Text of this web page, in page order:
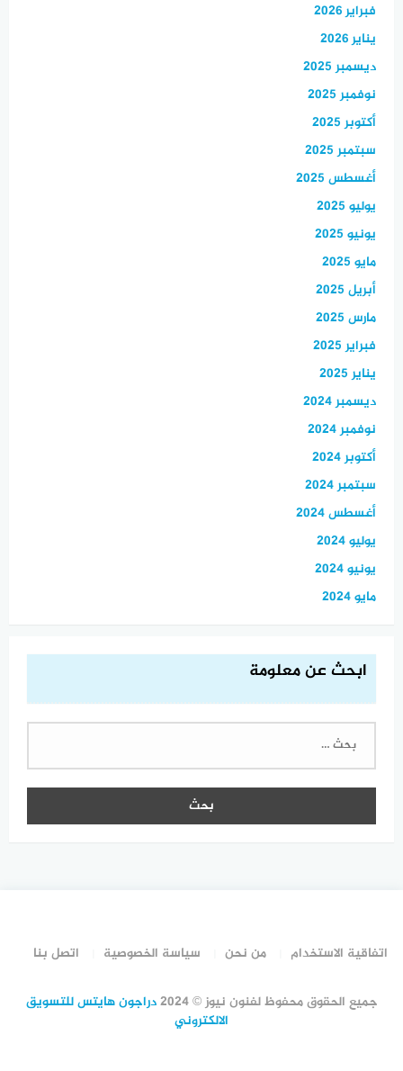
فبراير 2026
يناير 2026
ديسمبر 2025
نوفمبر 2025
أكتوبر 2025
سبتمبر 2025
أغسطس 2025
يوليو 2025
يونيو 2025
مايو 2025
أبريل 2025
مارس 2025
فبراير 2025
يناير 2025
ديسمبر 2024
نوفمبر 2024
أكتوبر 2024
سبتمبر 2024
أغسطس 2024
يوليو 2024
يونيو 2024
مايو 2024
ابحث عن معلومة
البحث
اتفاقية الاستخدام من نحن سياسة الخصوصية اتصل بنا
جميع الحقوق محفوظ لفنون نيوز © 2024
دراجون هايتس للتسويق
الالكتروني